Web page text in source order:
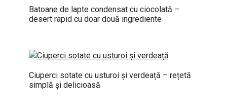
Batoane de lapte condensat cu ciocolată –
desert rapid cu doar două ingrediente
Ciuperci sotate cu usturoi și verdeață – rețetă
simplă și delicioasă